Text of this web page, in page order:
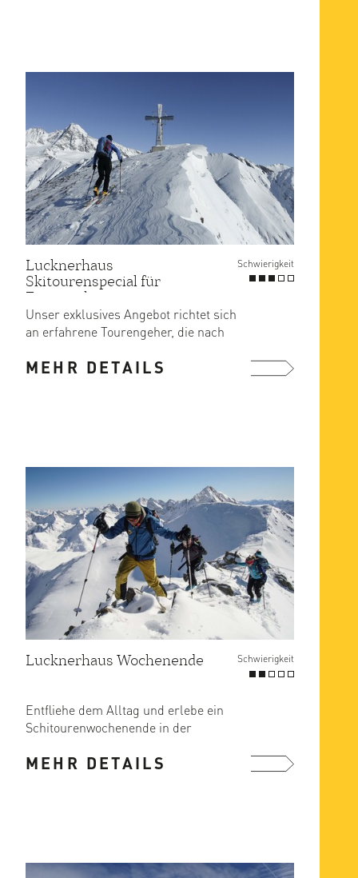
Lucknerhaus
Skitourenspecial für
Fortgeschrittene
Schwierigkeit
Unser exklusives Angebot richtet sich
an erfahrene Tourengeher, die nach
MEHR DETAILS
Lucknerhaus Wochenende Schwierigkeit
Entfliehe dem Alltag und erlebe ein
Schitourenwochenende in der
am ...
MEHR DETAILS